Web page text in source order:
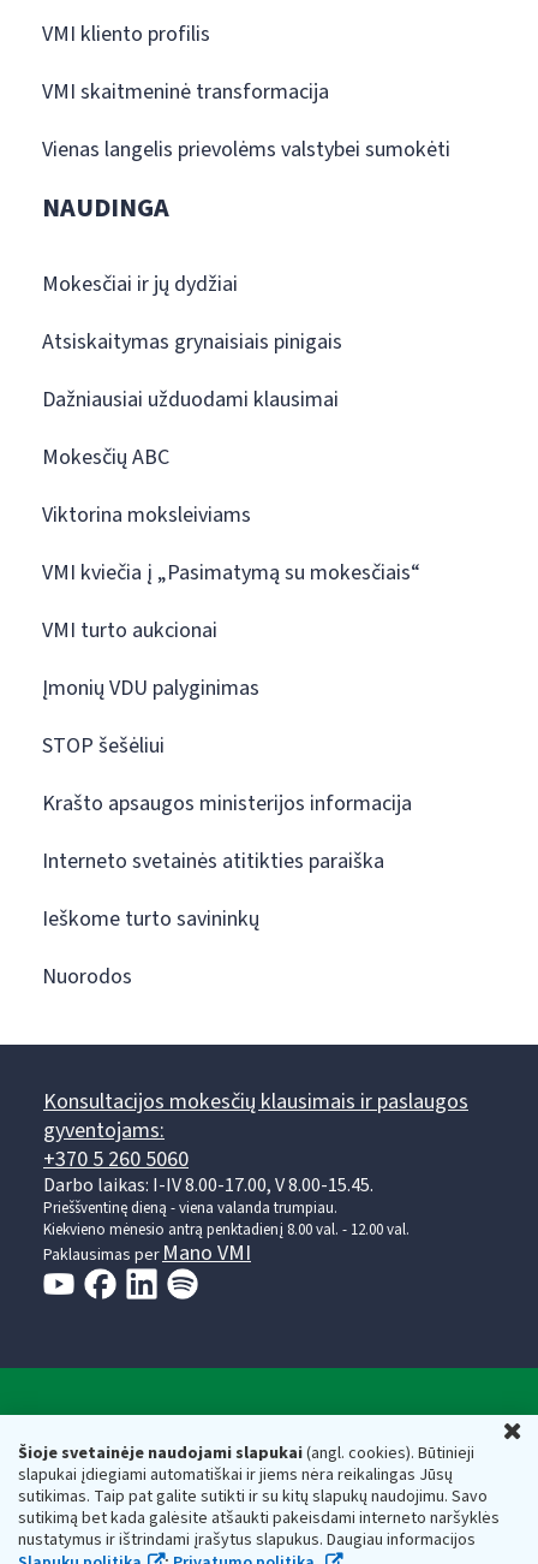
Šioje svetainėje naudojami slapukai(angl. cookies). Būtinieji
slapukai įdiegiami automatiškai ir jiems nėra reikalingas Jūsų
sutikimas. Taip pat galite sutikti ir su kitų slapukų naudojimu. Savo
sutikimą bet kada galėsite atšaukti pakeisdami interneto naršyklės
nustatymus ir ištrindami įrašytus slapukus. Daugiau informacijos
VMI kliento profilis
VMI skaitmeninė transformacija
Vienas langelis prievolėms valstybei sumokėti
NAUDINGA
Mokesčiai ir jų dydžiai
Atsiskaitymas grynaisiais pinigais
Dažniausiai užduodami klausimai
Mokesčių ABC
Viktorina moksleiviams
VMI kviečia į „Pasimatymą su mokesčiais“
VMI turto aukcionai
Įmonių VDU palyginimas
STOP šešėliui
Krašto apsaugos ministerijos informacija
Interneto svetainės atitikties paraiška
Ieškome turto savininkų
Nuorodos
Konsultacijos mokesčių klausimais ir paslaugos
gyventojams:
+370 5 260 5060
Darbo laikas: I-IV 8.00-17.00, V 8.00-15.45.
Prieššventinę dieną - viena valanda trumpiau.
Kiekvieno mėnesio antrą penktadienį 8.00 val. - 12.00 val.
Paklausimas per Mano VMI
Respublikos finansų ministerijos
Biudžetinė įstaiga. Juridinio asmens kodas — 188659752,
adresas: Vasario 16-osios g. 14, 01107 Vilnius, Lietuva, el.paštas:
vmi@vmi.lt, E. pristatymo dėžutės adresas 188659752
Duomenys apie Valstybinę mokesčių inspekciją prie Lietuvos